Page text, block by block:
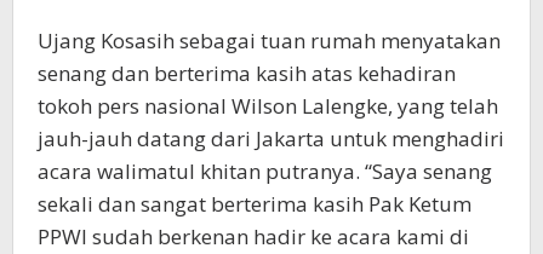
Ujang Kosasih sebagai tuan rumah menyatakan
senang dan berterima kasih atas kehadiran
tokoh pers nasional Wilson Lalengke, yang telah
jauh-jauh datang dari Jakarta untuk menghadiri
acara walimatul khitan putranya. “Saya senang
sekali dan sangat berterima kasih Pak Ketum
PPWI sudah berkenan hadir ke acara kami di